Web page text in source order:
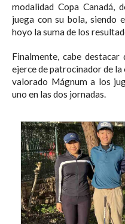
modalidad Copa Canadá,
juega con su bola, siendo el resultado de la pareja en cada
hoyo la
Finalmente, cabe destacar que un año más Bodegas Habla
ejerce de patrocinador de la competición, obsequiando con un
valorado Mágnum a los jugadores que
uno en las dos jornadas.